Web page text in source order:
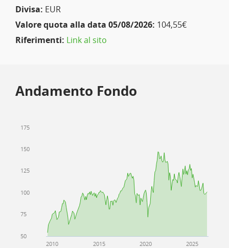
Divisa: EUR
Valore quota alla data 05/08/2026: 104,55€
Riferimenti: Link al sito
Andamento Fondo
2010 2015 2020 2025
50
75
100
125
150
175